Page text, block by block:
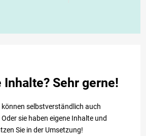
Inhalte? Sehr gerne!
können selbstverständlich auch
sie haben eigene Inhalte und
Sie in der Umsetzung!